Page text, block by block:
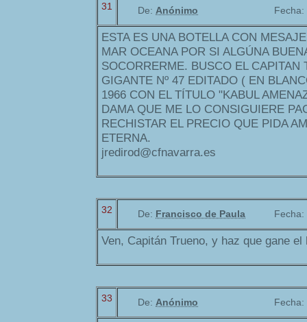
31 De: Anónimo Fecha:
ESTA ES UNA BOTELLA CON
MAR OCEANA POR SI ALGÚNA
SOCORRERME. BUSCO EL CAPITAN
GIGANTE Nº 47 EDITADO ( EN
1966 CON EL TÍTULO "KABUL
DAMA QUE ME LO CONSIGUIERE
RECHISTAR EL PRECIO QUE PIDA
ETERNA.
jredirod@cfnavarra.es
32 De: Francisco de Paula Fecha:
Ven, Capitán Trueno, y haz que gane el
33 De: Anónimo Fecha: